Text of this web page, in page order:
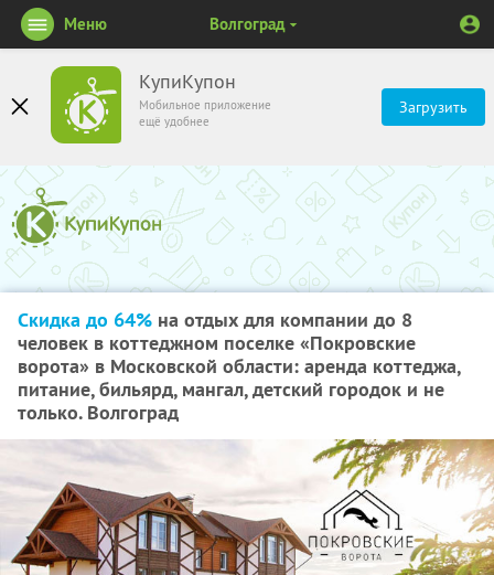
КупиКупон
Мобильное приложение
ещё удобнее
Загрузить
Меню Волгоград
Скидка до 64% на отдых для компании до 8
человек в коттеджном поселке «Покровские
ворота» в Московской области: аренда коттеджа,
питание, бильярд, мангал, детский городок и не
только. Волгоград